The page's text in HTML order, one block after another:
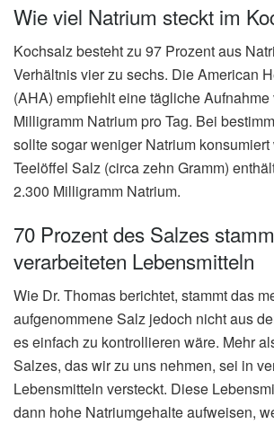
Wie viel Natrium steckt im
Kochsalz besteht zu 97 Prozent aus
Verhältnis vier zu sechs. Die American
(AHA) empfiehlt eine tägliche Aufnahme
Milligramm Natrium pro Tag. Bei
sollte sogar weniger Natrium
Teelöffel Salz (circa zehn Gramm)
2.300 Milligramm Natrium.
70 Prozent des Salzes
verarbeiteten Lebensmitteln
Wie Dr. Thomas berichtet, stammt das
aufgenommene Salz jedoch nicht aus
es einfach zu kontrollieren wäre. Mehr
Salzes, das wir zu uns nehmen, sei in
Lebensmitteln versteckt. Diese
dann hohe Natriumgehalte aufweisen,